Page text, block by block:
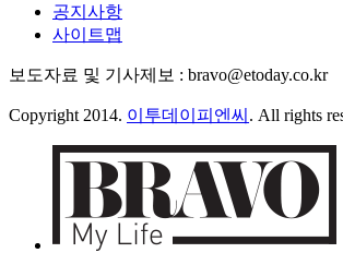
공지사항
사이트맵
보도자료 및 기사제보 : bravo@etoday.co.kr
Copyright 2014. 이투데이피엔씨 . All rights